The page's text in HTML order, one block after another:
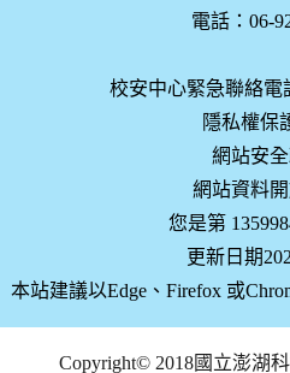
電話：06-
校安中心緊急聯絡電
隱私權保
網站安
網站資料
您是第
更新日期
本站建議以Edge、Firefox 或
Copyright© 2018國立澎湖